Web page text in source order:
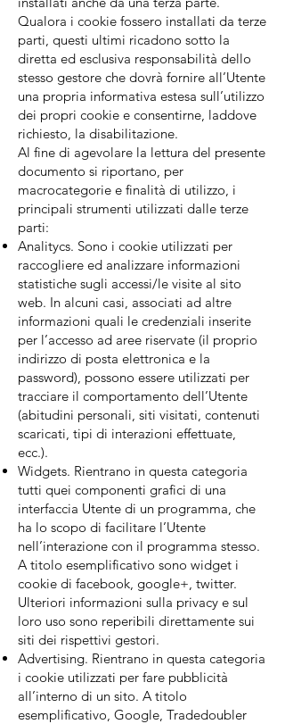
Qualora i cookie fossero installati da terze
parti, questi ultimi ricadono sotto la
diretta ed esclusiva responsabilità dello
stesso gestore che dovrà fornire all’Utente
una propria informativa estesa sull’utilizzo
dei propri cookie e consentirne, laddove
richiesto, la disabilitazione.
Al fine di agevolare la lettura del presente
documento si riportano, per
macrocategorie e finalità di utilizzo, i
principali strumenti utilizzati dalle terze
parti:
Analitycs. Sono i cookie utilizzati per
raccogliere ed analizzare informazioni
statistiche sugli accessi/le visite al sito
web. In alcuni casi, associati ad altre
informazioni quali le credenziali inserite
per l’accesso ad aree riservate (il proprio
indirizzo di posta elettronica e la
password), possono essere utilizzati per
tracciare il comportamento dell’Utente
(abitudini personali, siti visitati, contenuti
scaricati, tipi di interazioni effettuate,
ecc.).
Widgets. Rientrano in questa categoria
tutti quei componenti grafici di una
interfaccia Utente di un programma, che
ha lo scopo di facilitare l’Utente
nell’interazione con il programma stesso.
A titolo esemplificativo sono widget i
cookie di facebook, google+, twitter.
Ulteriori informazioni sulla privacy e sul
loro uso sono reperibili direttamente sui
siti dei rispettivi gestori.
Advertising. Rientrano in questa categoria
i cookie utilizzati per fare pubblicità
all’interno di un sito. A titolo
esemplificativo, Google, Tradedoubler